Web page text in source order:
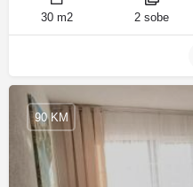
30 m2 2 sobe
90 KM